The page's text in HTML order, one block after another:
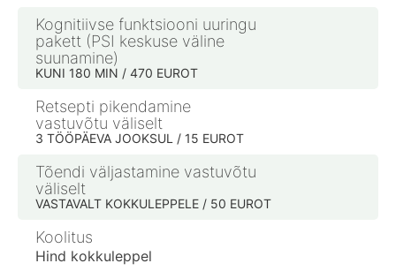
Kognitiivse funktsiooni uuringu
pakett (PSI keskuse väline
suunamine)
KUNI 180 MIN / 470 EUROT
Retsepti pikendamine
vastuvõtu väliselt
3 TÖÖPÄEVA JOOKSUL / 15 EUROT
Tõendi väljastamine vastuvõtu
väliselt
VASTAVALT KOKKULEPPELE / 50 EUROT
Koolitus
Hind kokkuleppel